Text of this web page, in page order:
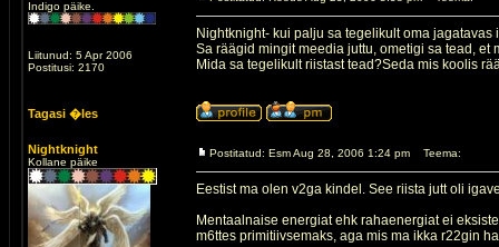
Indigo päike.
Liitunud: 5 Apr 2006
Postitusi: 2170
Nightknight- kui palju sa tegelikult oma
Sa räägid mingit meedia juttu, ometigi sa tead,
Mida sa tegelikult riistast tead?Seda mis koolis
Tagasi �les
Nightknight
Kollane päike
Postitatud: Esm Aug 28, 2006 1:24 pm Teema:
Eestist ma olen v2ga kindel. See riista jutt oli
Mentaalnaise energiat ehk rahaenergiat ei
m6ttes primitiivsemaks, aga mis ma ikka r22gin